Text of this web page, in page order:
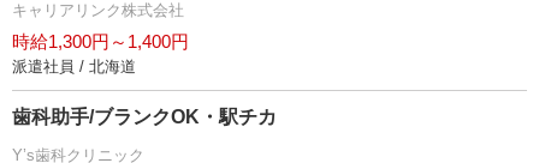
キャリアリンク株式会社
時給1,300円～1,400円
派遣社員 / 北海道
歯科助手/ブランクOK・駅チカ
Y’s歯科クリニック